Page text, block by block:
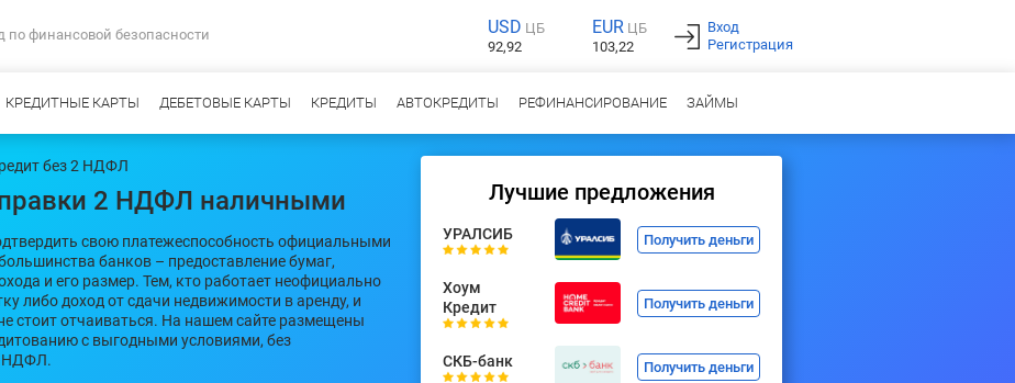
по финансовой безопасности USD ЦБ
92,92
EUR ЦБ
103,22
Вход
Регистрация
КРЕДИТНЫЕ КАРТЫ ДЕБЕТОВЫЕ КАРТЫ КРЕДИТЫ АВТОКРЕДИТЫ РЕФИНАНСИРОВАНИЕ ЗАЙМЫ
без 2 НДФЛ
2 НДФЛ наличными
свою платежеспособность официальными
банков – предоставление бумаг,
и его размер. Тем, кто работает неофициально
либо доход от сдачи недвижимости в аренду, и
стоит отчаиваться. На нашем сайте размещены
с выгодными условиями, без
НДФЛ.
Лучшие предложения
УРАЛСИБ Получить деньги
Хоум
Кредит
Получить деньги
СКБ-банк Получить деньги